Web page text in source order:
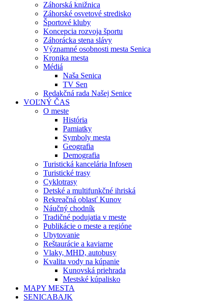
Záhorská knižnica
Záhorské osvetové stredisko
Športové kluby
Koncepcia rozvoja športu
Záhorácka stena slávy
Významné osobnosti mesta Senica
Kronika mesta
Médiá
Naša Senica
TV Sen
Redakčná rada Našej Senice
VOĽNÝ ČAS
O meste
História
Pamiatky
Symboly mesta
Geografia
Demografia
Turistická kancelária Infosen
Turistické trasy
Cyklotrasy
Detské a multifunkčné ihriská
Rekreačná oblasť Kunov
Náučný chodník
Tradičné podujatia v meste
Publikácie o meste a regióne
Ubytovanie
Reštaurácie a kaviarne
Vlaky, MHD, autobusy
Kvalita vody na kúpanie
Kunovská priehrada
Mestské kúpalisko
MAPY MESTA
SENICABAJK